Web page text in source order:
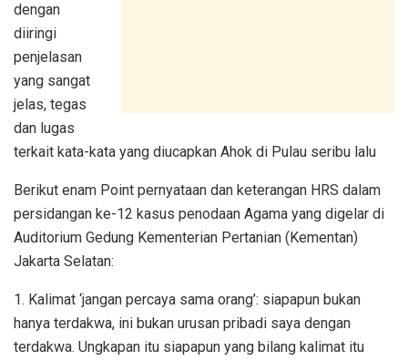
dengan
diiringi
penjelasan
yang sangat
jelas, tegas
dan lugas
terkait kata-kata yang diucapkan Ahok di Pulau seribu lalu
Berikut enam Point pernyataan dan keterangan HRS dalam
persidangan ke-12 kasus penodaan Agama yang digelar di
Auditorium Gedung Kementerian Pertanian (Kementan)
Jakarta Selatan:
1. Kalimat ‘jangan percaya sama orang’: siapapun bukan
hanya terdakwa, ini bukan urusan pribadi saya dengan
terdakwa. Ungkapan itu siapapun yang bilang kalimat itu